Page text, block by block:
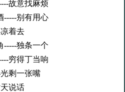
故意找麻烦
-----别有用心
着去
-----独条一个
穷得丁当响
剩一张嘴
说话